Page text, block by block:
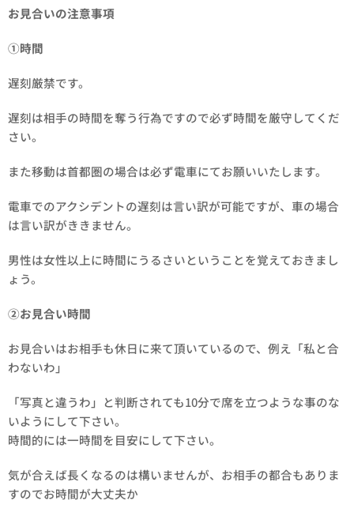
お見合いの注意事項
①時間
遅刻厳禁です。
遅刻は相手の時間を奪う行為ですので必ず時間を厳守してくだ
さい。
また移動は首都圏の場合は必ず電車にてお願いいたします。
電車でのアクシデントの遅刻は言い訳が可能ですが、車の場合
は言い訳がききません。
男性は女性以上に時間にうるさいということを覚えておきまし
ょう。
②お見合い時間
お見合いはお相手も休日に来て頂いているので、例え「私と合
わないわ」
「写真と違うわ」と判断されても10分で席を立つような事のな
いようにして下さい。
時間的には一時間を目安にして下さい。
気が合えば長くなるのは構いませんが、お相手の都合もありま
すのでお時間が大丈夫か